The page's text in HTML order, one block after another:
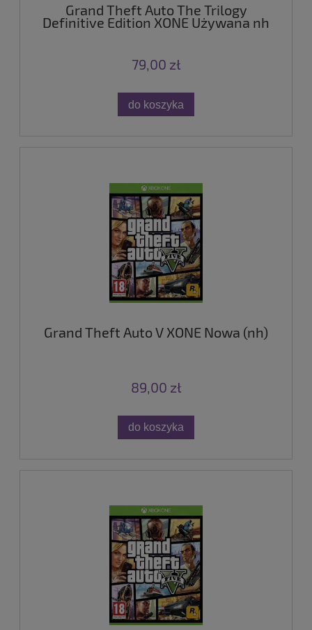
Grand Theft Auto The Trilogy
Definitive Edition XONE Używana nh
79,00 zł
do koszyka
Grand Theft Auto V XONE Nowa (nh)
89,00 zł
do koszyka